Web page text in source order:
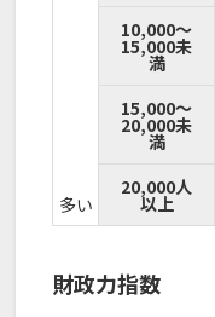
多い
10,000～
15,000未
満
15,000～
20,000未
満
20,000人
以上
財政力指数